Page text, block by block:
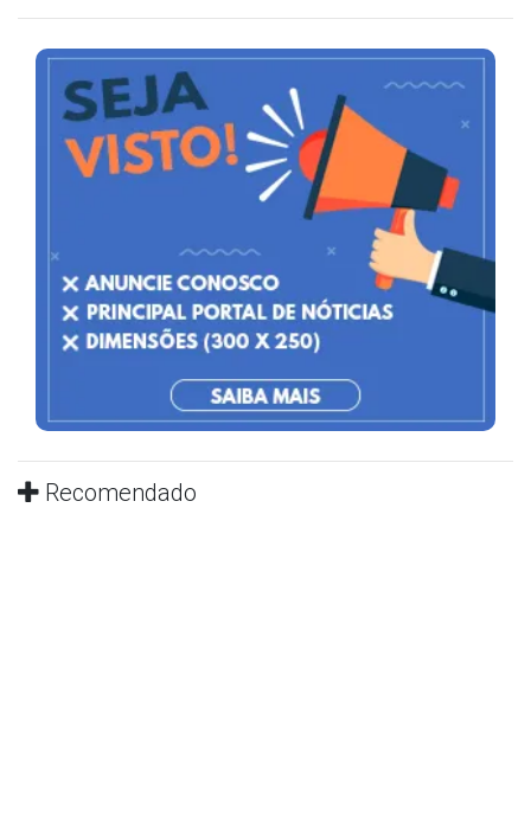
Recomendado